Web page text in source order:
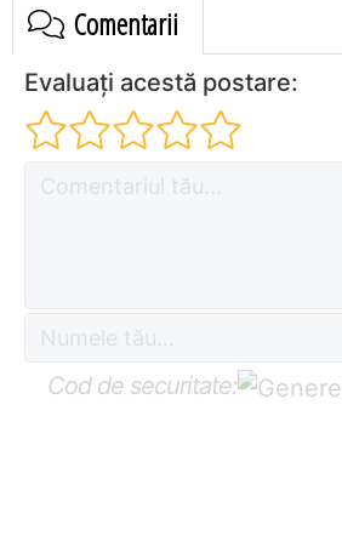
Comentarii
Evaluați acestă postare:
Cod de securitate: